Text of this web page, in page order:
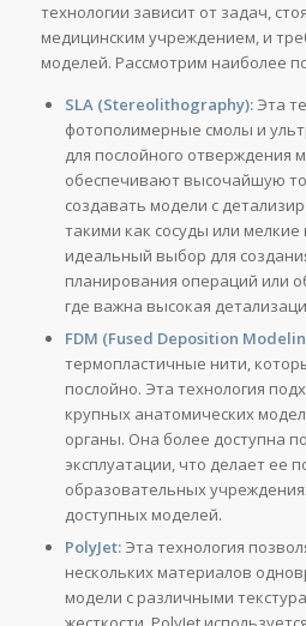
технологии зависит от задач,
медицинским учреждением, и
моделей. Рассмотрим наиболее
SLA (Stereolithography):Эта
фотополимерные смолы и
для послойного отверждения
обеспечивают высочайшую
создавать модели с
такими как сосуды или
идеальный выбор для
планирования операций или
где важна высокая
FDM (Fused Deposition
термопластичные нити,
послойно. Эта технология
крупных анатомических
органы. Она более доступна
эксплуатации, что делает ее
образовательных
доступных моделей.
PolyJet:Эта технология
нескольких материалов
модели с различными